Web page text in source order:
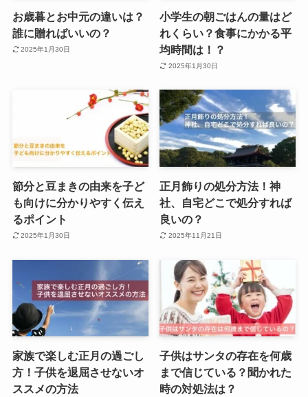
お歳暮とお中元の違いは？
誰に贈ればいいの？
2025年1月30日
小学生の朝ごはんの量はど
れくらい？食事にかかる平
均時間は！？
2025年1月30日
節分と豆まきの由来を子ど
も向けに分かりやすく伝え
るポイント
2025年1月30日
正月飾りの処分方法！神
社、自宅どこで処分すれば
良いの？
2025年11月21日
家族で楽しむ正月の過ごし
方！子供を退屈させないオ
ススメの方法
子供はサンタの存在を何歳
まで信じている？聞かれた
時の対処法は？